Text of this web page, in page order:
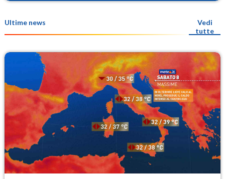
Ultime news
Vedi
tutte